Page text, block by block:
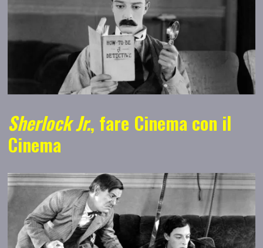
Sherlock Jr., fare Cinema con il
Cinema